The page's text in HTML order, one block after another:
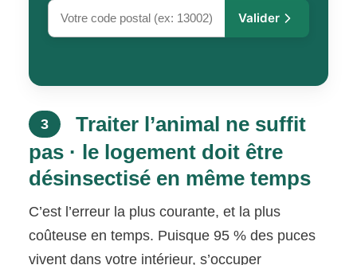
Valider
3
Traiter l’animal ne suffit
pas · le logement doit être
désinsectisé en même temps
C’est l’erreur la plus courante, et la plus
coûteuse en temps. Puisque 95 % des puces
vivent dans votre intérieur, s’occuper